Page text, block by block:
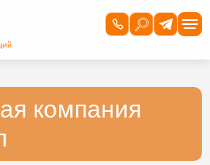
компания